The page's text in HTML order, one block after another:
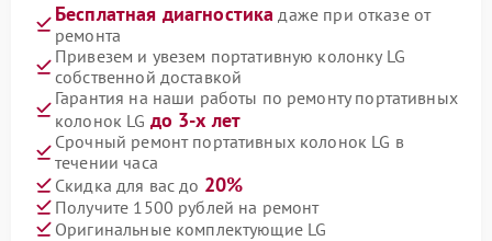
Бесплатная диагностика даже при отказе от
ремонта
Привезем и увезем портативную колонку LG
собственной доставкой
Гарантия на наши работы по ремонту портативных
колонок LG до 3-х лет
Срочный ремонт портативных колонок LG в
течении часа
Скидка для вас до 20%
Получите 1500 рублей на ремонт
Оригинальные комплектующие LG